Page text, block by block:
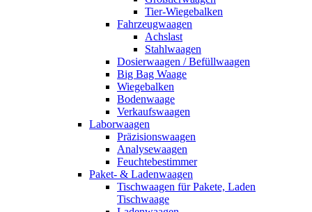
Tier-Wiegebalken
Fahrzeugwaagen
Achslast
Stahlwaagen
Dosierwaagen / Befüllwaagen
Big Bag Waage
Wiegebalken
Bodenwaage
Verkaufswaagen
Laborwaagen
Präzisionswaagen
Analysewaagen
Feuchtebestimmer
Paket- & Ladenwaagen
Tischwaagen für Pakete, Laden
Tischwaage